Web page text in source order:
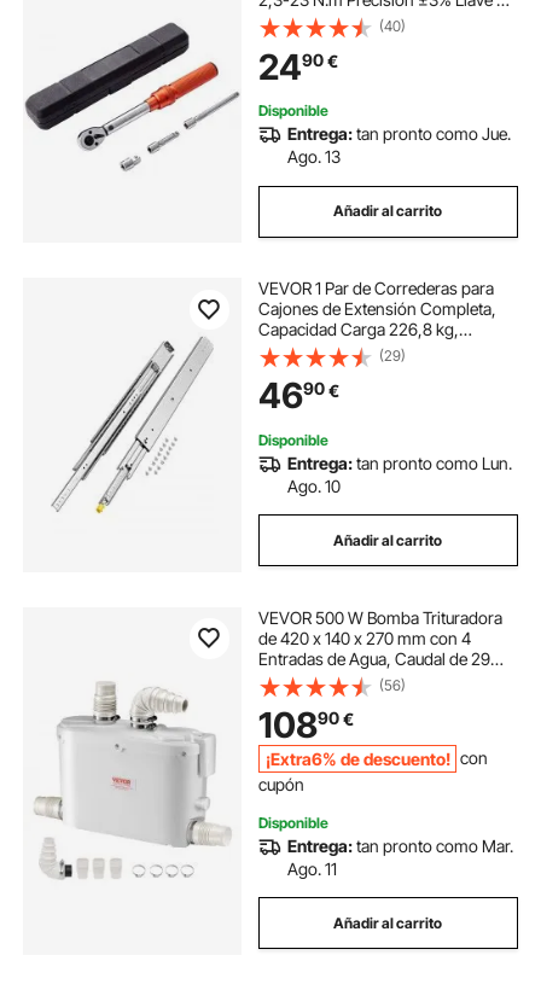
Carraca Ajustable 72 Dientes
Contrafuerte con Adaptadores y
Extensión 127 mm Kit
Mantenimiento Coche Moto
(40)
2490€
Disponible
Entrega:tan pronto como Jue.
Ago. 13
Añadir al carrito
VEVOR 1 Par de Correderas para
Cajones de Extensión Completa,
Capacidad Carga 226,8 kg,
Rodamiento de Bolas con Riel
Deslizante para Cajones de Montaje
Lateral con Bloqueo, 763 x 76 x 19,5
mm
(29)
4690€
Disponible
Entrega:tan pronto como Lun.
Ago. 10
Añadir al carrito
VEVOR 500 W Bomba Trituradora
de 420 x 140 x 270 mm con 4
Entradas de Agua, Caudal de 29
GPM, Altura de 8 m, Máquina de
Descarga Ascendente para
Eliminación de Aguas Residuales
para Cocina, Bañera
(56)
10890€
¡Extra6% de descuento! con
cupón
Disponible
Entrega:tan pronto como Mar.
Ago. 11
Añadir al carrito